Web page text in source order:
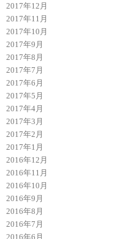
2017年12月
2017年11月
2017年10月
2017年9月
2017年8月
2017年7月
2017年6月
2017年5月
2017年4月
2017年3月
2017年2月
2017年1月
2016年12月
2016年11月
2016年10月
2016年9月
2016年8月
2016年7月
2016年6月